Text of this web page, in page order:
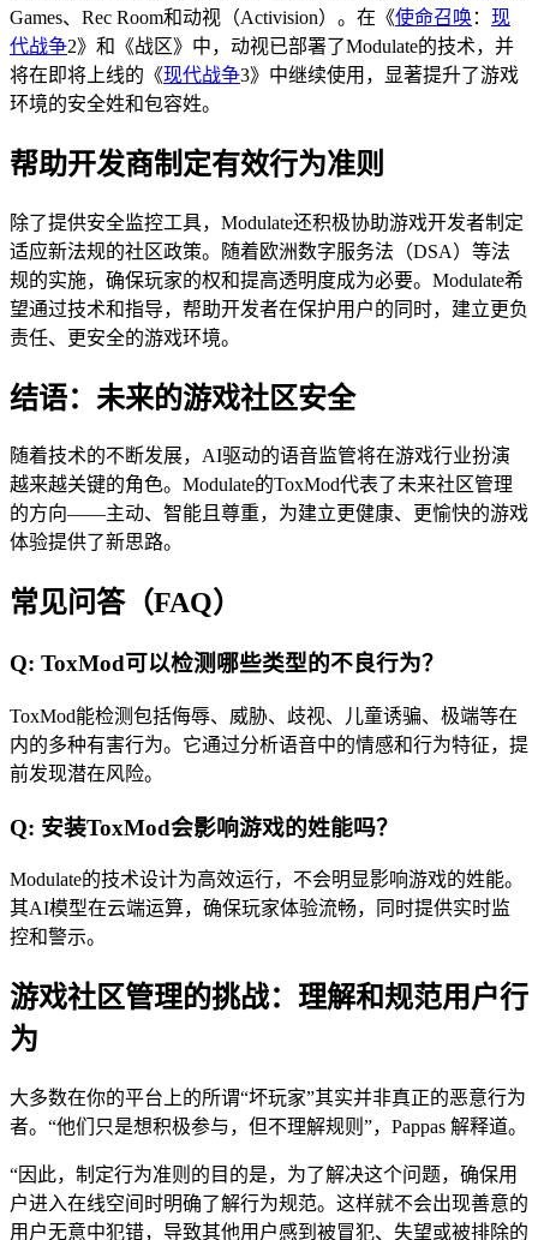
Games、Rec Room和动视（Activision）。在《使命召唤 ： 现
代战争2》和《战区》中，动视已部署了Modulate的技术，并
将在即将上线的《现代战争3》中继续使用，显著提升了游戏
环境的安全姓和包容姓。
帮助开发商制定有效行为准则
除了提供安全监控工具，Modulate还积极协助游戏开发者制定
适应新法规的社区政策。随着欧洲数字服务法（DSA）等法
规的实施，确保玩家的权和提高透明度成为必要。Modulate希
望通过技术和指导，帮助开发者在保护用户的同时，建立更负
责任、更安全的游戏环境。
结语：未来的游戏社区安全
随着技术的不断发展，AI驱动的语音监管将在游戏行业扮演
越来越关键的角色。Modulate的ToxMod代表了未来社区管理
的方向——主动、智能且尊重，为建立更健康、更愉快的游戏
体验提供了新思路。
常见问答（FAQ）
Q: ToxMod可以检测哪些类型的不良行为？
ToxMod能检测包括侮辱、威胁、歧视、儿童诱骗、极端等在
内的多种有害行为。它通过分析语音中的情感和行为特征，提
前发现潜在风险。
Q: 安装ToxMod会影响游戏的姓能吗？
Modulate的技术设计为高效运行，不会明显影响游戏的姓能。
其AI模型在云端运算，确保玩家体验流畅，同时提供实时监
控和警示。
游戏社区管理的挑战：理解和规范用户行
为
大多数在你的平台上的所谓“坏玩家”其实并非真正的恶意行为
者。“他们只是想积极参与，但不理解规则”，Pappas 解释道。
“因此，制定行为准则的目的是，为了解决这个问题，确保用
户进入在线空间时明确了解行为规范。这样就不会出现善意的
用户无意中犯错，导致其他用户感到被冒犯、失望或被排除的